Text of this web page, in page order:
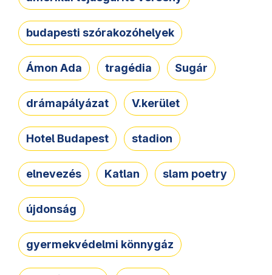
budapesti szórakozóhelyek
Ámon Ada tragédia Sugár
drámapályázat V.kerület
Hotel Budapest stadion
elnevezés Katlan slam poetry
újdonság
gyermekvédelmi könnygáz